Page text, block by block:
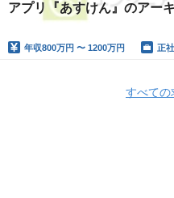
アプリ『あすけん』のアー
クタリング、新機能開発を
ト
年収800万円 〜 1200万円 正
すべての